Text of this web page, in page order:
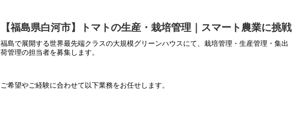
・収穫作業
作業台車を押しながら、指定の色のトマトを収穫します。
※力作業はありません。
・選果作業
・葉かき作業
指定の高さまでの葉を切り落す作業です。
【福島県白河市】トマトの生産・栽培管理｜スマート農業に挑戦
福島で展開する世界最先端クラスの大規模グリーンハウスにて、栽培管理・生産管理・集出
荷管理の担当者を募集します。
ご希望やご経験に合わせて以下業務をお任せします。